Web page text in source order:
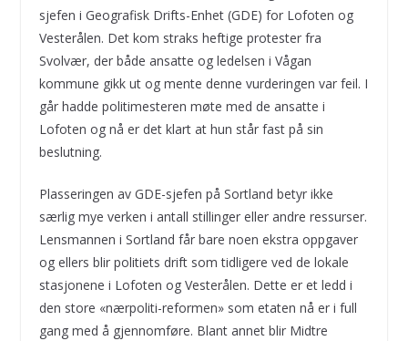
sjefen i Geografisk Drifts-Enhet (GDE) for Lofoten og
Vesterålen. Det kom straks heftige protester fra
Svolvær, der både ansatte og ledelsen i Vågan
kommune gikk ut og mente denne vurderingen var feil. I
går hadde politimesteren møte med de ansatte i
Lofoten og nå er det klart at hun står fast på sin
beslutning.
Plasseringen av GDE-sjefen på Sortland betyr ikke
særlig mye verken i antall stillinger eller andre ressurser.
Lensmannen i Sortland får bare noen ekstra oppgaver
og ellers blir politiets drift som tidligere ved de lokale
stasjonene i Lofoten og Vesterålen. Dette er et ledd i
den store «nærpoliti-reformen» som etaten nå er i full
gang med å gjennomføre. Blant annet blir Midtre